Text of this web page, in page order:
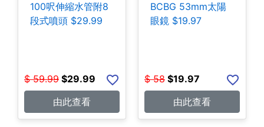
100呎伸縮水管附8
段式噴頭 $29.99
$ 59.99 $29.99
由此查看
BCBG 53mm太陽
眼鏡 $19.97
$ 58 $19.97
由此查看